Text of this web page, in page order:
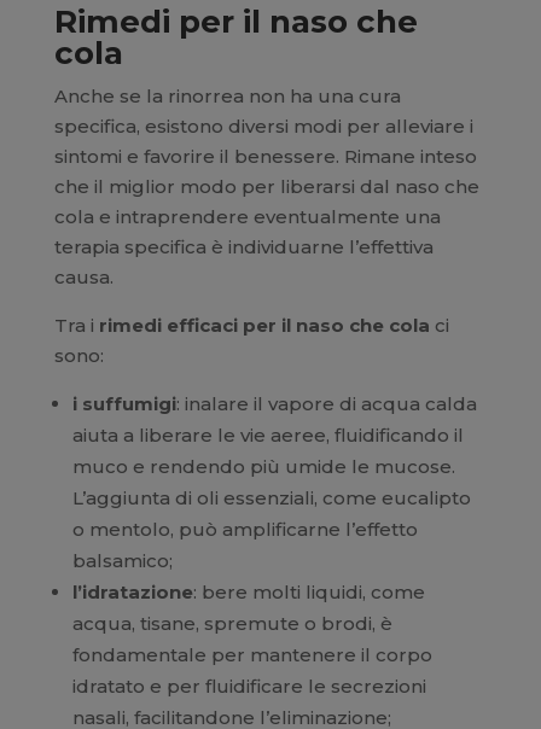
Rimedi per il naso che
cola
Anche se la rinorrea non ha una cura
specifica, esistono diversi modi per alleviare i
sintomi e favorire il benessere. Rimane inteso
che il miglior modo per liberarsi dal naso che
cola e intraprendere eventualmente una
terapia specifica è individuarne l’effettiva
causa.
Tra i rimedi efficaci per il naso che cola ci
sono:
i suffumigi: inalare il vapore di acqua calda
aiuta a liberare le vie aeree, fluidificando il
muco e rendendo più umide le mucose.
L’aggiunta di oli essenziali, come eucalipto
o mentolo, può amplificarne l’effetto
balsamico;
l’idratazione: bere molti liquidi, come
acqua, tisane, spremute o brodi, è
fondamentale per mantenere il corpo
idratato e per fluidificare le secrezioni
nasali, facilitandone l’eliminazione;